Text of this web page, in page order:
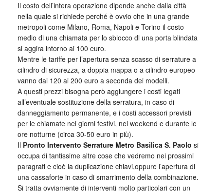
Il costo dell’intera operazione dipende anche dalla città
nella quale si richiede perché è ovvio che in una grande
metropoli come Milano, Roma, Napoli e Torino il costo
medio di una chiamata per lo sblocco di una porta blindata
si aggira intorno ai 100 euro.
Mentre le tariffe per l’apertura senza scasso di serrature a
cilindro di sicurezza, a doppia mappa o a cilindro europeo
vanno dai 120 ai 200 euro a seconda dei modelli.
A questi prezzi bisogna però aggiungere i costi legati
all’eventuale sostituzione della serratura, in caso di
danneggiamento permanente, e i costi accessori previsti
per le chiamate nei giorni festivi, nei weekend e durante le
ore notturne (circa 30-50 euro in più).
Il Pronto Intervento Serrature Metro Basilica S. Paolo si
occupa di tantissime altre cose che vedremo nei prossimi
paragrafi e cioè la duplicazione chiavi,oppure l’apertura di
una cassaforte in caso di smarrimento della combinazione.
Si tratta ovviamente di interventi molto particolari con un